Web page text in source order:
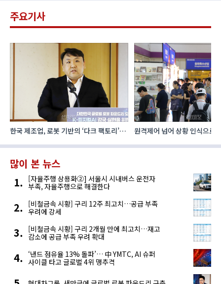
주요기사
한국 제조업, 로봇 기반의 ‘다크 팩토리’로
원격제어 넘어 상황 인식으로,
많이 본 뉴스
[자율주행 상용화②] 서울시 시내버스 운전자
부족, 자율주행으로 해결한다
[비철금속 시황] 구리 12주 최고치…공급 부족
우려에 강세
[비철금속 시황] 구리 2개월 만에 최고치…재고
감소에 공급 부족 우려 확대
‘낸드 점유율 13% 돌파’… 中 YMTC, AI 슈퍼
사이클 타고 글로벌 4위 맹추격